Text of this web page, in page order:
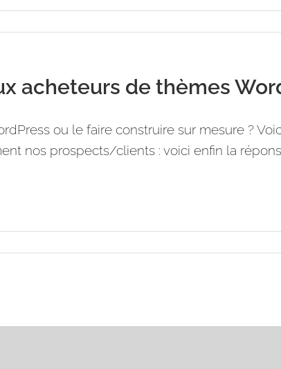
acheteurs de thèmes
ou le faire construire sur mesure ?
nos prospects/clients : voici enfin la